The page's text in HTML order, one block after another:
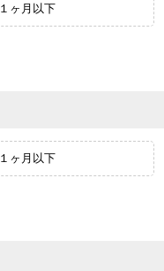
１ヶ月以下
１ヶ月以下